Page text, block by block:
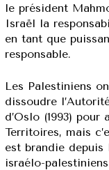
le président
Israël la
en tant que
responsable.
Les Palestiniens
dissoudre
d’Oslo (1993)
Territoires, mais
est brandie depuis
israélo-